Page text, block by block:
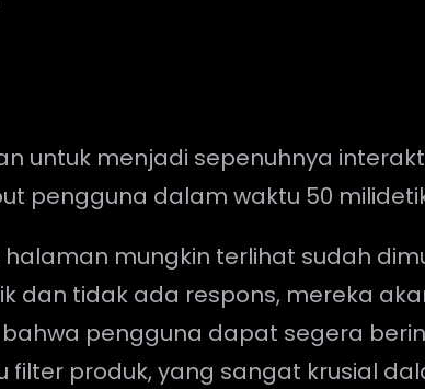
untuk menjadi sepenuhnya
pengguna dalam waktu 50
halaman mungkin terlihat sudah
dan tidak ada respons, mereka
pengguna dapat segera
filter produk, yang sangat krusial